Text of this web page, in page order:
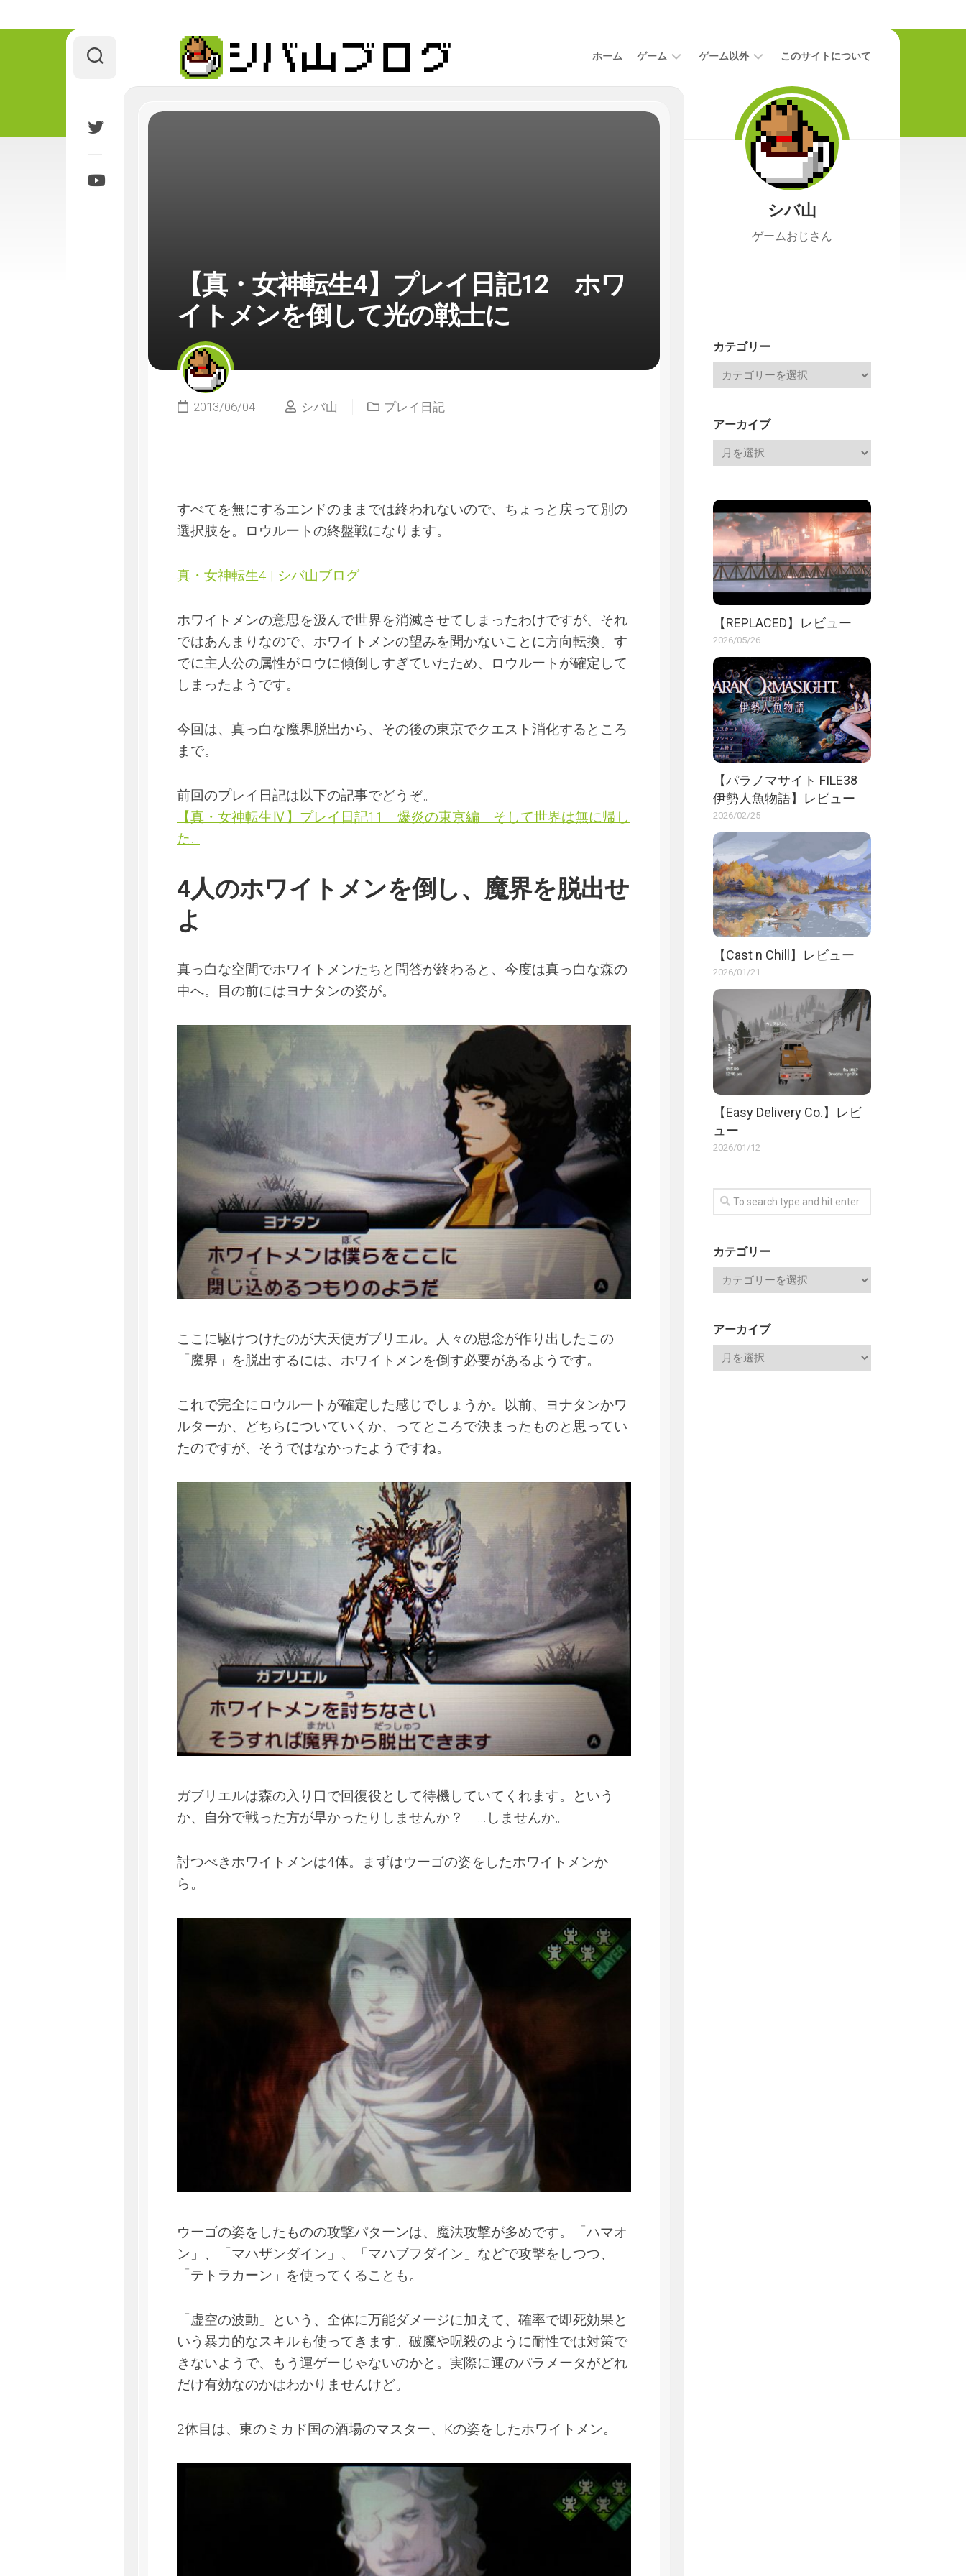
ホーム ゲーム
ビ
ゲーム以外 このサイトについて
【真・女神転生4】プレイ日記12 ホワ
イトメンを倒して光の戦士に
2013/06/04 シバ山 プレイ日記
すべてを無にするエンドのままでは終われないので、ちょっと戻って別の
選択肢を。ロウルートの終盤戦になります。
真・女神転生4 | シバ山ブログ
ホワイトメンの意思を汲んで世界を消滅させてしまったわけですが、それ
ではあんまりなので、ホワイトメンの望みを聞かないことに方向転換。す
でに主人公の属性がロウに傾倒しすぎていたため、ロウルートが確定して
しまったようです。
今回は、真っ白な魔界脱出から、その後の東京でクエスト消化するところ
まで。
前回のプレイ日記は以下の記事でどうぞ。
【真・女神転生Ⅳ】プレイ日記11 爆炎の東京編 そして世界は無に帰し
た…
4人のホワイトメンを倒し、魔界を脱出せ
よ
真っ白な空間でホワイトメンたちと問答が終わると、今度は真っ白な森の
中へ。目の前にはヨナタンの姿が。
ここに駆けつけたのが大天使ガブリエル。人々の思念が作り出したこの
「魔界」を脱出するには、ホワイトメンを倒す必要があるようです。
これで完全にロウルートが確定した感じでしょうか。以前、ヨナタンかワ
ルターか、どちらについていくか、ってところで決まったものと思ってい
たのですが、そうではなかったようですね。
ガブリエルは森の入り口で回復役として待機していてくれます。という
か、自分で戦った方が早かったりしませんか？ …しませんか。
討つべきホワイトメンは4体。まずはウーゴの姿をしたホワイトメンか
ら。
ウーゴの姿をしたものの攻撃パターンは、魔法攻撃が多めです。「ハマオ
ン」、「マハザンダイン」、「マハブフダイン」などで攻撃をしつつ、
「テトラカーン」を使ってくることも。
「虚空の波動」という、全体に万能ダメージに加えて、確率で即死効果と
いう暴力的なスキルも使ってきます。破魔や呪殺のように耐性では対策で
きないようで、もう運ゲーじゃないのかと。実際に運のパラメータがどれ
だけ有効なのかはわかりませんけど。
2体目は、東のミカド国の酒場のマスター、Kの姿をしたホワイトメン。
シバ山
ゲームおじさん
カテゴリー
アーカイブ
【REPLACED】レビュー
2026/05/26
【パラノマサイト FILE38
伊勢人魚物語】レビュー
2026/02/25
【Cast n Chill】レビュー
2026/01/21
【Easy Delivery Co.】レビ
ュー
2026/01/12
カテゴリー
アーカイブ